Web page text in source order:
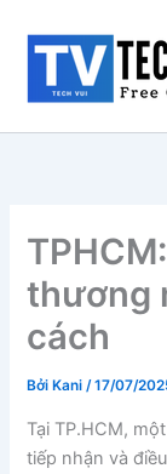
dung
thương
cách
Bởi Kani/17/07/
Tại TP.HCM,
tiếp nhận và